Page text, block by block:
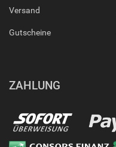
Versand
Gutscheine
ZAHLUNG